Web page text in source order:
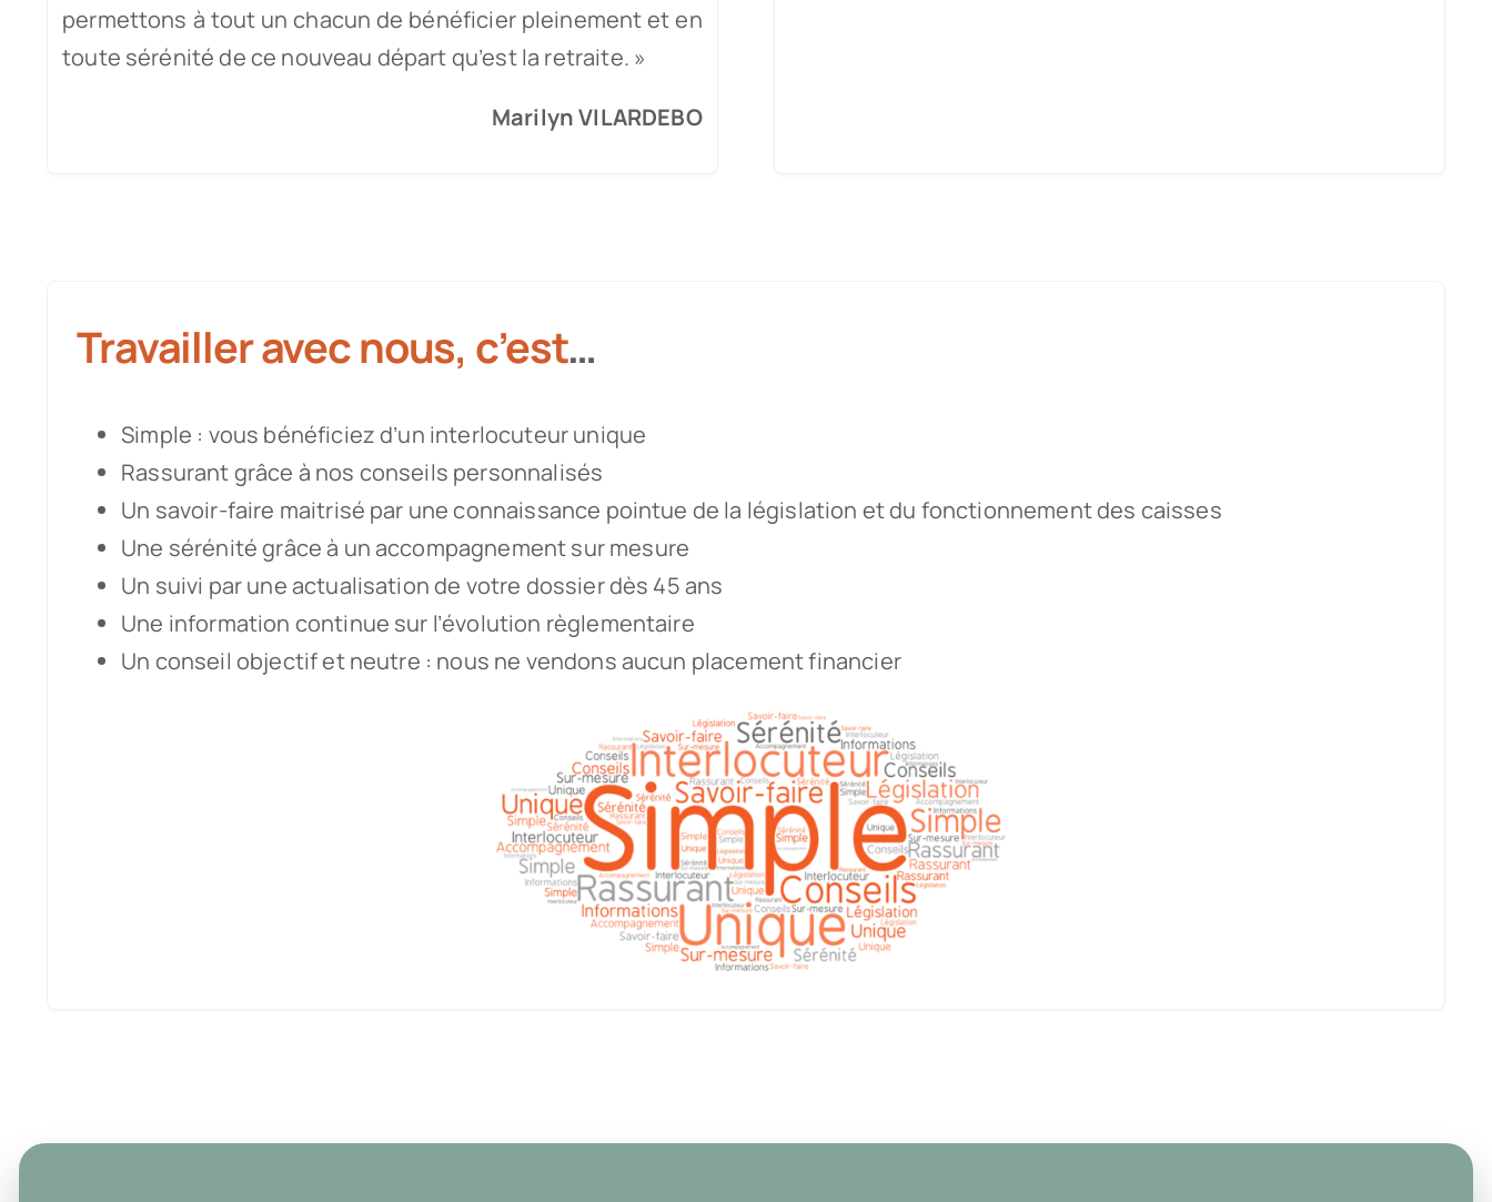
permettons à tout un chacun de bénéficier pleinement et en
toute sérénité de ce nouveau départ qu’est la retraite. »
Marilyn VILARDEBO
Travailler avec nous, c’est…
Simple : vous bénéficiez d’un interlocuteur unique
Rassurant grâce à nos conseils personnalisés
Un savoir-faire maitrisé par une connaissance pointue de la législation et du fonctionnement des caisses
Une sérénité grâce à un accompagnement sur mesure
Un suivi par une actualisation de votre dossier dès 45 ans
Une information continue sur l’évolution règlementaire
Un conseil objectif et neutre : nous ne vendons aucun placement financier